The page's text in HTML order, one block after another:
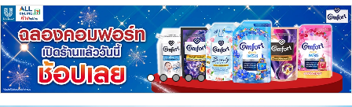
ย้อนกลับ
ย้อนกลับ
ย้อนกลับ
ย้อนกลับ
ย้อนกลับ
ย้อนกลับ
ย้อนกลับ
ย้อนกลับ
ย้อนกลับ
ย้อนกลับ
ย้อนกลับ